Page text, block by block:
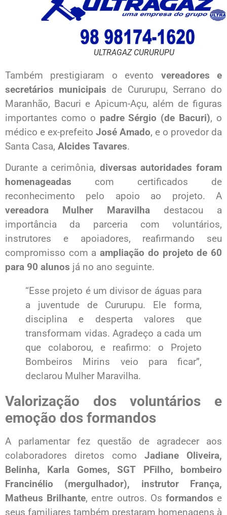
ULTRAGAZ CURURUPU
Também prestigiaram o evento vereadores e
secretários municipais de Cururupu, Serrano do
Maranhão, Bacuri e Apicum-Açu, além de figuras
importantes como o padre Sérgio (de Bacuri), o
médico e ex-prefeito José Amado, e o provedor da
Santa Casa, Alcides Tavares.
Durante a cerimônia, diversas autoridades foram
homenageadas com certificados de
reconhecimento pelo apoio ao projeto. A
vereadora Mulher Maravilha destacou a
importância da parceria com voluntários,
instrutores e apoiadores, reafirmando seu
compromisso com aampliação do projeto de 60
para 90 alunos já no ano seguinte.
“Esse projeto é um divisor de águas para
a juventude de Cururupu. Ele forma,
disciplina e desperta valores que
transformam vidas. Agradeço a cada um
que colaborou, e reafirmo: o Projeto
Bombeiros Mirins veio para ficar”,
declarou Mulher Maravilha.
Valorização dos voluntários e
emoção dos formandos
A parlamentar fez questão de agradecer aos
colaboradores diretos como Jadiane Oliveira,
Belinha, Karla Gomes, SGT PFilho, bombeiro
Francinélio (mergulhador), instrutor França,
Matheus Brilhante, entre outros. Os formandos e
seus familiares também prestaram homenagens à